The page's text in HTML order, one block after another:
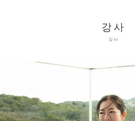
강사
강사